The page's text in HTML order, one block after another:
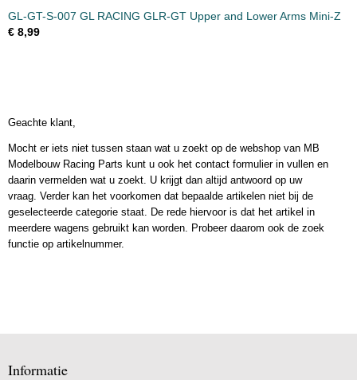
GL-GT-S-007 GL RACING GLR-GT Upper and Lower Arms Mini-Z
€ 8,99
Geachte klant,
Mocht er iets niet tussen staan wat u zoekt op de webshop van MB
Modelbouw Racing Parts kunt u ook het contact formulier in vullen en
daarin vermelden wat u zoekt. U krijgt dan altijd antwoord op uw
vraag. Verder kan het voorkomen dat bepaalde artikelen niet bij de
geselecteerde categorie staat. De rede hiervoor is dat het artikel in
meerdere wagens gebruikt kan worden. Probeer daarom ook de zoek
functie op artikelnummer.
Informatie